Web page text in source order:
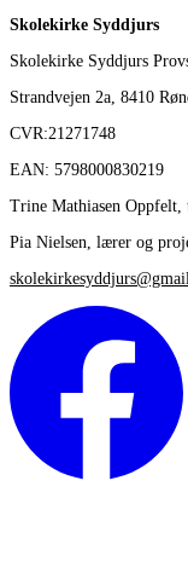
Skolekirke Syddjurs
Skolekirke Syddjurs
Strandvejen 2a, 8410
CVR:21271748
EAN: 5798000830219
Trine Mathiasen
Pia Nielsen, lærer og